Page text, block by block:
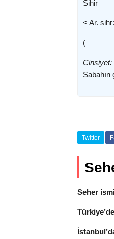
Sihir
< Ar.
(
Cinsiyet:
Sabahın
Twitter
Seher